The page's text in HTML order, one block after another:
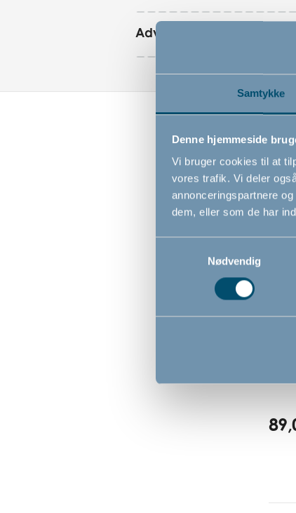
Samtykke
Denne hjemmeside
Vi bruger cookies til at
vores trafik. Vi deler
annonceringspartnere
dem, eller som de har
Nødvendig
Advarsler